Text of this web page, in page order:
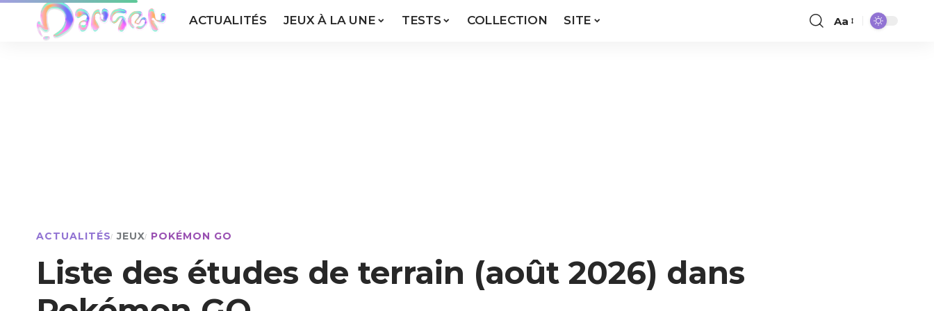
ACTUALITÉS JEUX À LA UNE TESTS COLLECTION SITE Aa
ACTUALITÉS JEUX POKÉMON GO
Liste des études de terrain (août 2026) dans